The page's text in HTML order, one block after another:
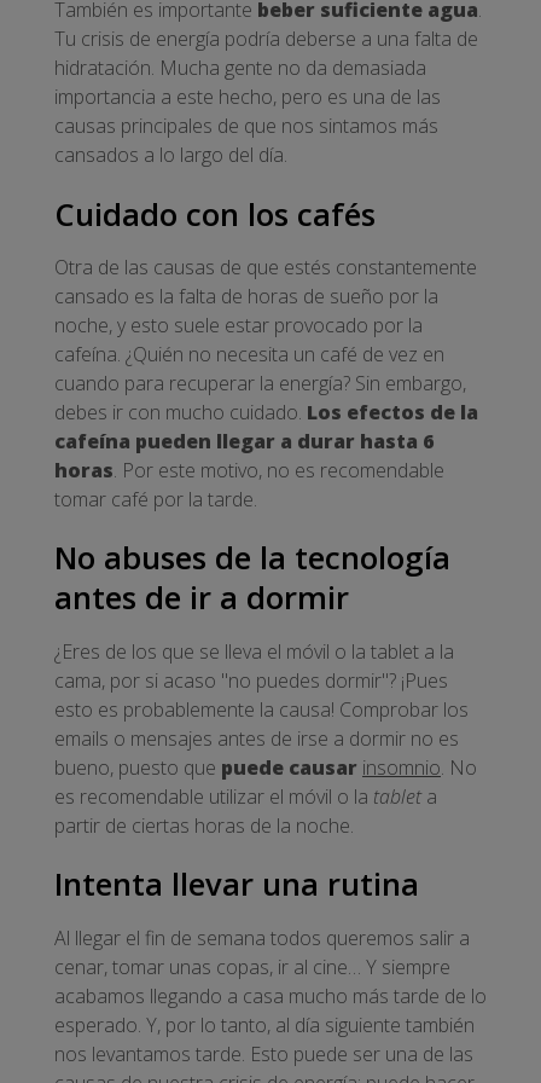
También es importante beber suficiente agua.
Tu crisis de energía podría deberse a una falta de
hidratación. Mucha gente no da demasiada
importancia a este hecho, pero es una de las
causas principales de que nos sintamos más
cansados a lo largo del día.
Cuidado con los cafés
Otra de las causas de que estés constantemente
cansado es la falta de horas de sueño por la
noche, y esto suele estar provocado por la
cafeína. ¿Quién no necesita un café de vez en
cuando para recuperar la energía? Sin embargo,
debes ir con mucho cuidado. Los efectos de la
cafeína pueden llegar a durar hasta 6
horas. Por este motivo, no es recomendable
tomar café por la tarde.
No abuses de la tecnología
antes de ir a dormir
¿Eres de los que se lleva el móvil o la tablet a la
cama, por si acaso "no puedes dormir"? ¡Pues
esto es probablemente la causa! Comprobar los
emails o mensajes antes de irse a dormir no es
bueno, puesto que puede causar insomnio. No
es recomendable utilizar el móvil o la tableta
partir de ciertas horas de la noche.
Intenta llevar una rutina
Al llegar el fin de semana todos queremos salir a
cenar, tomar unas copas, ir al cine… Y siempre
acabamos llegando a casa mucho más tarde de lo
esperado. Y, por lo tanto, al día siguiente también
nos levantamos tarde. Esto puede ser una de las